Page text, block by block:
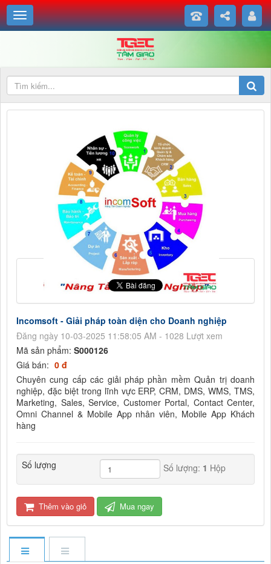
Incomsoft - Giải pháp toàn diện cho Doanh nghiệp
Đăng ngày 10-03-2025 11:58:05 AM - 1028 Lượt xem
Mã sản phẩm: S000126
Giá bán: 0 đ
Chuyên cung cấp các giải pháp phần mềm Quản trị doanh
nghiệp, đặc biệt trong lĩnh vực ERP, CRM, DMS, WMS, TMS,
Marketing, Sales, Service, Customer Portal, Contact Center,
Omni Channel & Mobile App nhân viên, Mobile App Khách
hàng
Số lượng Số lượng: 1 Hộp
Thêm vào giỏ Mua ngay